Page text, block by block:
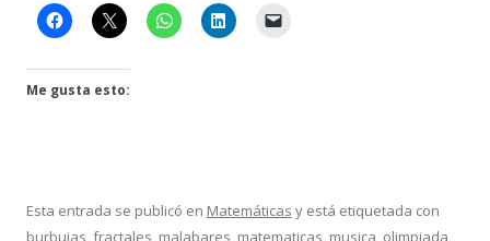
Me gusta esto:
Esta entrada se publicó en Matemáticas y está etiquetada con
burbujas fractales malabares matematicas musica olimpiada